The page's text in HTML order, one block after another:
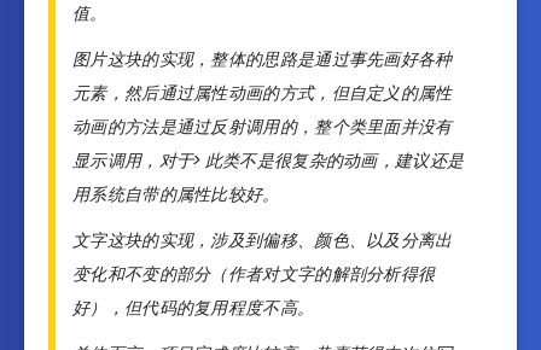
值。
图片这块的实现，整体的思路是通过事先画好各种
元素，然后通过属性动画的方式，但自定义的属性
动画的方法是通过反射调用的，整个类里面并没有
显示调用，对于> 此类不是很复杂的动画，建议还是
用系统自带的属性比较好。
文字这块的实现，涉及到偏移、颜色、以及分离出
变化和不变的部分（作者对文字的解剖分析得很
好），但代码的复用程度不高。